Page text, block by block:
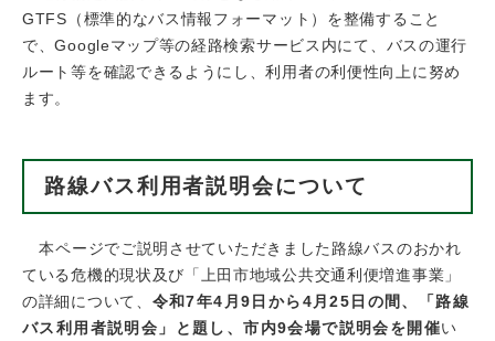
GTFS（標準的なバス情報フォーマット）を整備すること
で、Googleマップ等の経路検索サービス内にて、バスの運行
ルート等を確認できるようにし、利用者の利便性向上に努め
ます。
路線バス利用者説明会について
本ページでご説明させていただきました路線バスのおかれ
ている危機的現状及び「上田市地域公共交通利便増進事業」
の詳細について、 令和7年4月9日から4月25日の間、「路線
バス利用者説明会」と題し、市内9会場で説明会を開催い